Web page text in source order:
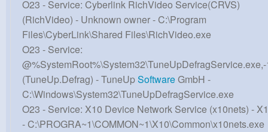
O23 - Service: Cyberlink RichVideo Service(CRVS)
(RichVideo) - Unknown owner - C:\Program
Files\CyberLink\Shared Files\RichVideo.exe
O23 - Service:
(TuneUp.Defrag) - TuneUpSoftwareGmbH -
C:\Windows\System32\TuneUpDefragService.exe
O23 - Service: X10 Device Network Service (x10nets) -
- C:\PROGRA~1\COMMON~1\X10\Common\x10nets.exe